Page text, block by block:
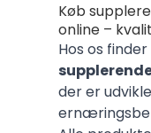
Køb
online –
Hos os
der er